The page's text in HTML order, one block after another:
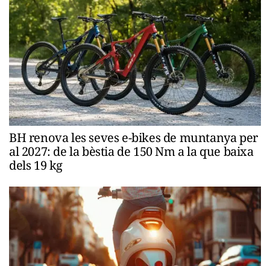
BH renova les seves e-bikes de muntanya per
al 2027: de la bèstia de 150 Nm a la que baixa
dels 19 kg